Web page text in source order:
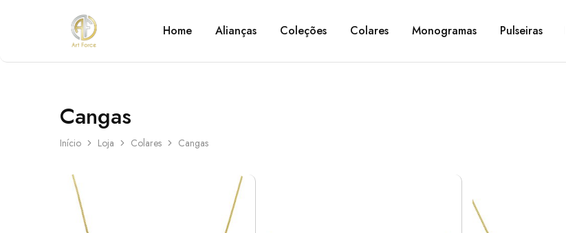
Art
Force
Semijoias
personalizadas
Home Alianças Coleções Colares Monogramas Pulseiras
Cangas
Início Loja Colares Cangas